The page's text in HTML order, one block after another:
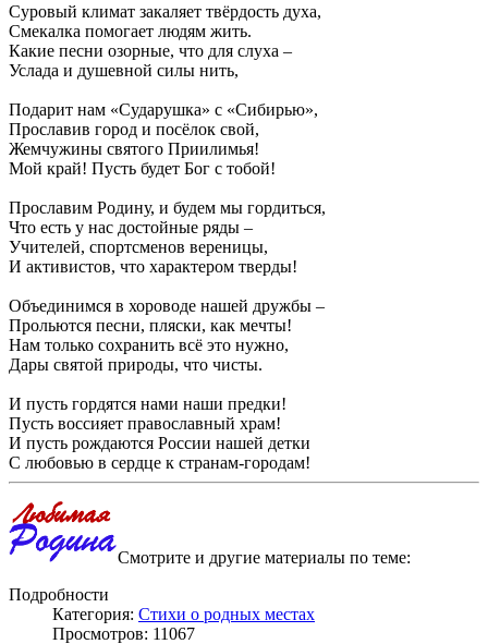
Суровый климат закаляет твёрдость духа,
Смекалка помогает людям жить.
Какие песни озорные, что для слуха –
Услада и душевной силы нить,
Подарит нам «Сударушка» с «Сибирью»,
Прославив город и посёлок свой,
Жемчужины святого Приилимья!
Мой край! Пусть будет Бог с тобой!
Прославим Родину, и будем мы гордиться,
Что есть у нас достойные ряды –
Учителей, спортсменов вереницы,
И активистов, что характером тверды!
Объединимся в хороводе нашей дружбы –
Прольются песни, пляски, как мечты!
Нам только сохранить всё это нужно,
Дары святой природы, что чисты.
И пусть гордятся нами наши предки!
Пусть воссияет православный храм!
И пусть рождаются России нашей детки
С любовью в сердце к странам-городам!
Смотрите и другие материалы по теме:
Подробности
Категория: Стихи о родных местах
Просмотров: 11067